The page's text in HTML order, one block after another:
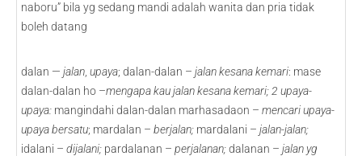
naboru” bila yg sedang mandi adalah wanita dan pria tidak
boleh datang
dalan — jalan upaya; dalan-dalan – jalan kesana kemari: mase
dalan-dalan ho –mengapa kau jalan kesana kemari; 2 upaya-
upaya: mangindahi dalan-dalan marhasadaon – mencari upaya-
upaya bersatu; mardalan – berjalan; mardalani – jalan-jalan;
idalani – dijalani; pardalanan – perjalanan;dalanan – jalan yg